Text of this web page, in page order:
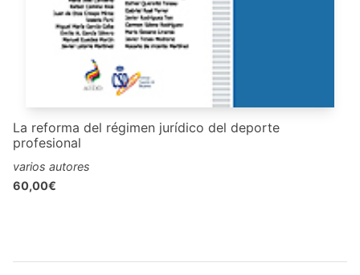
La reforma del régimen jurídico del deporte
profesional
varios autores
60,00€